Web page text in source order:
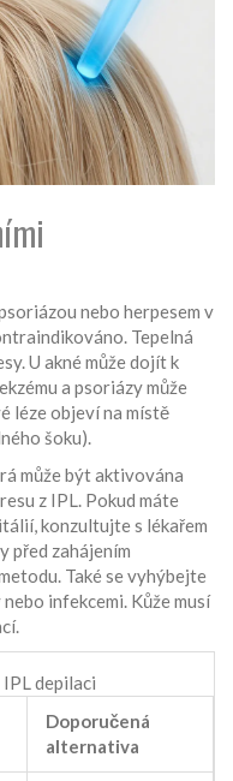
nebo herpesem v
Tepelná
U akné může dojít k
a psoriázy může
léze objeví na místě
šoku).
může být aktivována
z IPL. Pokud máte
konzultujte s lékařem
před zahájením
Také se vyhýbejte
infekcemi. Kůže musí
depilaci
Doporučená
alternativa